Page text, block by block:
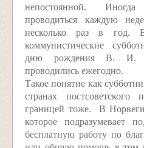
непостоянной.
проводиться каждую
несколько раз в год.
коммунистические
дню рождения В. И.
проводились ежегодно.
Такое понятие как
странах
границей тоже. В
которое подразумевает
бесплатную работу по